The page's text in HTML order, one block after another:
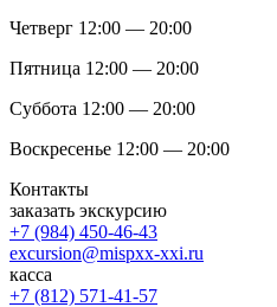
Четверг 12:00 — 20:00
Пятница 12:00 — 20:00
Суббота 12:00 — 20:00
Воскресенье 12:00 — 20:00
Контакты
заказать экскурсию
+7 (984) 450-46-43
excursion@mispxx-xxi.ru
касса
+7 (812) 571-41-57